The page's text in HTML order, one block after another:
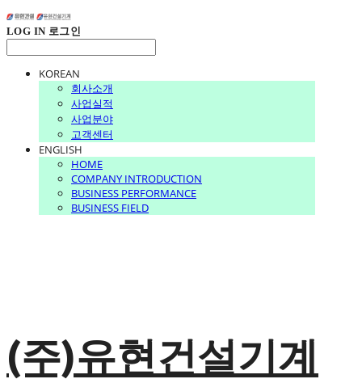
LOG IN 로그인
KOREAN
회사소개
사업실적
사업분야
고객센터
ENGLISH
HOME
COMPANY INTRODUCTION
BUSINESS PERFORMANCE
BUSINESS FIELD
(주)유현건설기계